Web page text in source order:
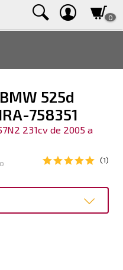
0
525d
758351
231cv de 2005 a
(1)